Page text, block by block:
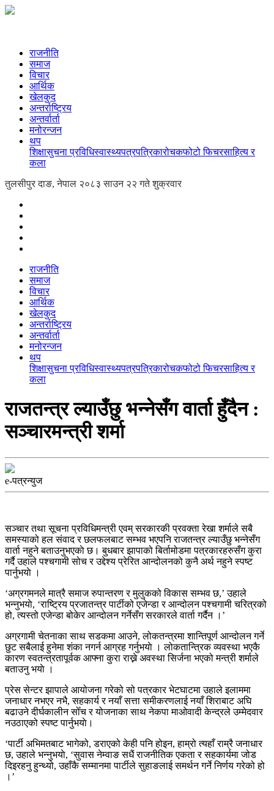
राजनीति
समाज
विचार
आर्थिक
खेलकुद
अन्तर्राष्ट्रिय
अन्तर्वार्ता
मनोरन्जन
थप
शिक्षासुचना प्रविधिस्वास्थ्यपत्रपत्रिकारोचकफोटो फिचरसाहित्य र
कला
तुलसीपुर दाङ, नेपाल २०८३ साउन २२ गते शुक्रवार
राजनीति
समाज
विचार
आर्थिक
खेलकुद
अन्तर्राष्ट्रिय
अन्तर्वार्ता
मनोरन्जन
थप
शिक्षासुचना प्रविधिस्वास्थ्यपत्रपत्रिकारोचकफोटो फिचरसाहित्य र
कला
राजतन्त्र ल्याउँछु भन्नेसँग वार्ता हुँदैन :
सञ्चारमन्त्री शर्मा
e-पत्रन्युज
सञ्चार तथा सूचना प्रविधिमन्त्री एवम् सरकारकी प्रवक्ता रेखा शर्माले सबै
समस्याको हल संवाद र छलफलबाट सम्भव भएपनि राजतन्त्र ल्याउँछु भन्नेसँग
वार्ता नहुने बताउनुभएकाे छ। बुधबार झापाको बिर्तामोडमा पत्रकारहरुसँग कुरा
गर्दै उहाले पश्चगामी सोच र उद्देश्य प्रेरित आन्दोलनको कुनै अर्थ नहुने स्पष्ट
पार्नुभयाे ।
‘अग्रगमनले मात्रै समाज रुपान्तरण र मुलुकको विकास सम्भव छ,’ उहाले
भन्नुभयाे, ‘राष्ट्रिय प्रजातन्त्र पार्टीको एजेन्डा र आन्दोलन पश्चगामी चरित्रको
हो, त्यस्तो एजेन्डा बोकेर आन्दोलन गर्नेसँग सरकारले वार्ता गर्दैन ।’
अग्रगामी चेतनाका साथ सडकमा आउने, लोकतन्त्रमा शान्तिपूर्ण आन्दोलन गर्ने
छुट सबैलाई हुनेमा शंका नगर्न आग्रह गर्नुभयाे । लोकतान्त्रिक व्यवस्था भएकै
कारण स्वतन्त्रतापूर्वक आफ्ना कुरा राख्ने अवस्था सिर्जना भएको मन्त्री शर्माले
बताउनु भयाे ।
प्रेस सेन्टर झापाले आयोजना गरेको सो पत्रकार भेटघाटमा उहाले इलाममा
जनाधार नभएर नभै, सहकार्य र नयाँ सत्ता समीकरणलाई नयाँ शिराबाट अघि
बढाउने दीर्घकालीन सोँच र योजनाका साथ नेकपा माओवादी केन्द्रले उम्मेदवार
नउठाएको स्पष्ट पार्नुभयाे।
‘पार्टी अभिमतबाट भागेको, डराएको केही पनि होइन, हाम्रो त्यहाँ राम्रै जनाधार
छ, उहाले भन्नुभयाे, ‘सुवास नेम्वाङ सधैं राजनीतिक एकता र सहकार्यमा जोड
दिइरहनु हुन्थ्यो, उहाँकै सम्मानमा पार्टीले सुहाङलाई समर्थन गर्ने निर्णय गरेको हो
।’